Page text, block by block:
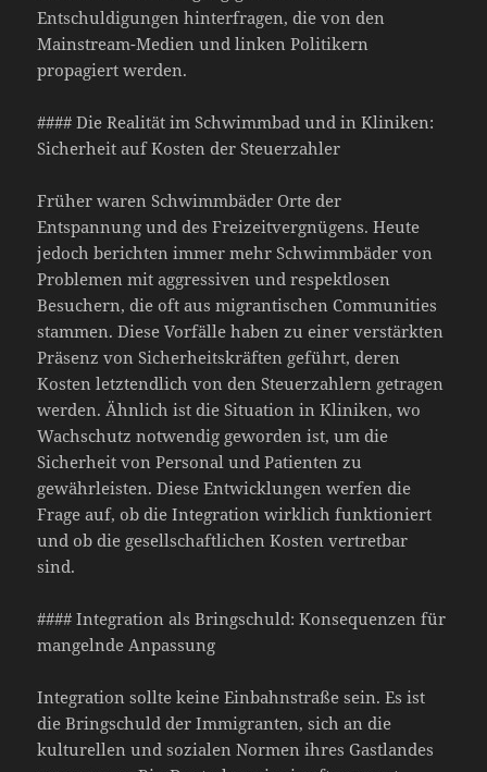
Entschuldigungen hinterfragen, die von den
Mainstream-Medien und linken Politikern
propagiert werden.
#### Die Realität im Schwimmbad und in Kliniken:
Sicherheit auf Kosten der Steuerzahler
Früher waren Schwimmbäder Orte der
Entspannung und des Freizeitvergnügens. Heute
jedoch berichten immer mehr Schwimmbäder von
Problemen mit aggressiven und respektlosen
Besuchern, die oft aus migrantischen Communities
stammen. Diese Vorfälle haben zu einer verstärkten
Präsenz von Sicherheitskräften geführt, deren
Kosten letztendlich von den Steuerzahlern getragen
werden. Ähnlich ist die Situation in Kliniken, wo
Wachschutz notwendig geworden ist, um die
Sicherheit von Personal und Patienten zu
gewährleisten. Diese Entwicklungen werfen die
Frage auf, ob die Integration wirklich funktioniert
und ob die gesellschaftlichen Kosten vertretbar
sind.
#### Integration als Bringschuld: Konsequenzen für
mangelnde Anpassung
Integration sollte keine Einbahnstraße sein. Es ist
die Bringschuld der Immigranten, sich an die
kulturellen und sozialen Normen ihres Gastlandes